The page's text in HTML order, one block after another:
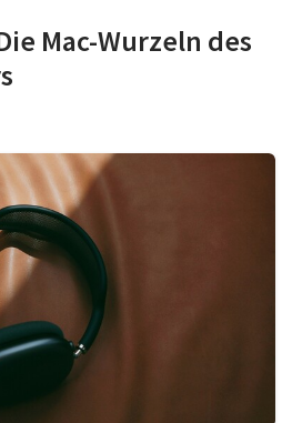
Mac-Wurzeln des